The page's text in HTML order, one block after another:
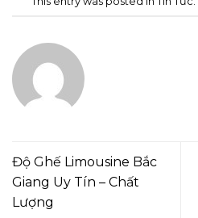
Độ Ghế Limousine Bắc
Giang Uy Tín – Chất
Lượng